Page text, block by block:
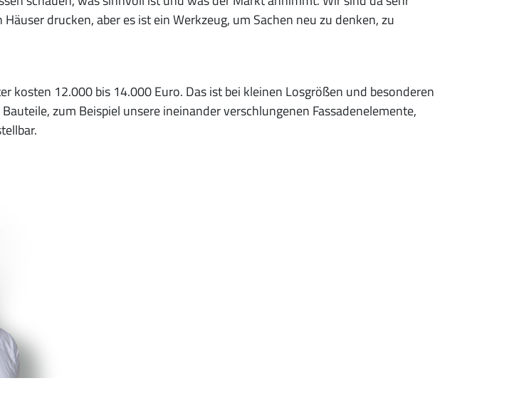
drucken, aber es ist ein Werkzeug, um Sachen neu zu denken, zu
kosten 12.000 bis 14.000 Euro. Das ist bei kleinen Losgrößen und besonderen
zum Beispiel unsere ineinander verschlungenen Fassadenelemente,